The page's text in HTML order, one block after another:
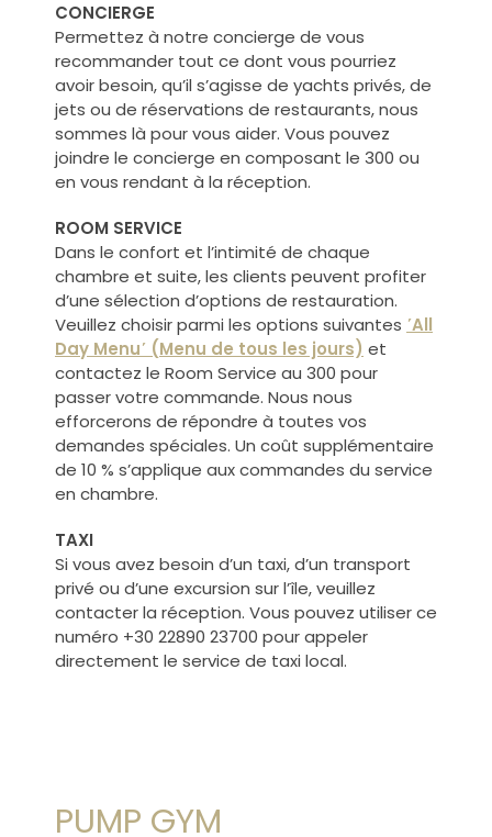
CONCIERGE
Permettez à notre concierge de vous
recommander tout ce dont vous pourriez
avoir besoin, qu’il s’agisse de yachts privés, de
jets ou de réservations de restaurants, nous
sommes là pour vous aider. Vous pouvez
joindre le concierge en composant le 300 ou
en vous rendant à la réception.
ROOM SERVICE
Dans le confort et l’intimité de chaque
chambre et suite, les clients peuvent profiter
d’une sélection d’options de restauration.
Veuillez choisir parmi les options suivantes ΄All
Day Menu΄ (Menu de tous les jours) et
contactez le Room Service au 300 pour
passer votre commande. Nous nous
efforcerons de répondre à toutes vos
demandes spéciales. Un coût supplémentaire
de 10 % s’applique aux commandes du service
en chambre.
TAXI
Si vous avez besoin d’un taxi, d’un transport
privé ou d’une excursion sur l’île, veuillez
contacter la réception. Vous pouvez utiliser ce
numéro +30 22890 23700 pour appeler
directement le service de taxi local.
PUMP GYM